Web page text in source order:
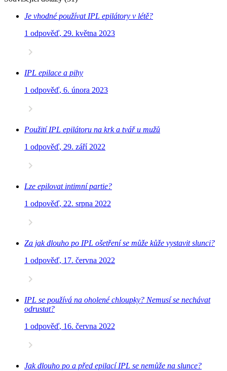
Je vhodné používat IPL epilátory v létě?
1 odpověď, 29. května 2023
IPL epilace a pihy
1 odpověď, 6. února 2023
Použití IPL epilátoru na krk a tvář u mužů
1 odpověď, 29. září 2022
Lze epilovat intimní partie?
1 odpověď, 22. srpna 2022
Za jak dlouho po IPL ošetření se může kůže vystavit slunci?
1 odpověď, 17. června 2022
IPL se používá na oholené chloupky? Nemusí se nechávat
odrustat?
1 odpověď, 16. června 2022
Jak dlouho po a před epilací IPL se nemůže na slunce?